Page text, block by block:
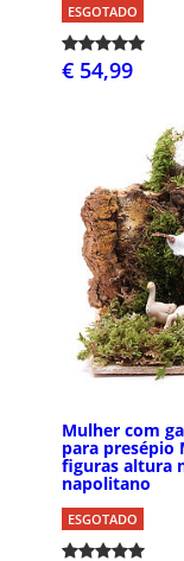
ESGOTADO
€ 54,99
Mulher com
para presépio
figuras altura
napolitano
ESGOTADO